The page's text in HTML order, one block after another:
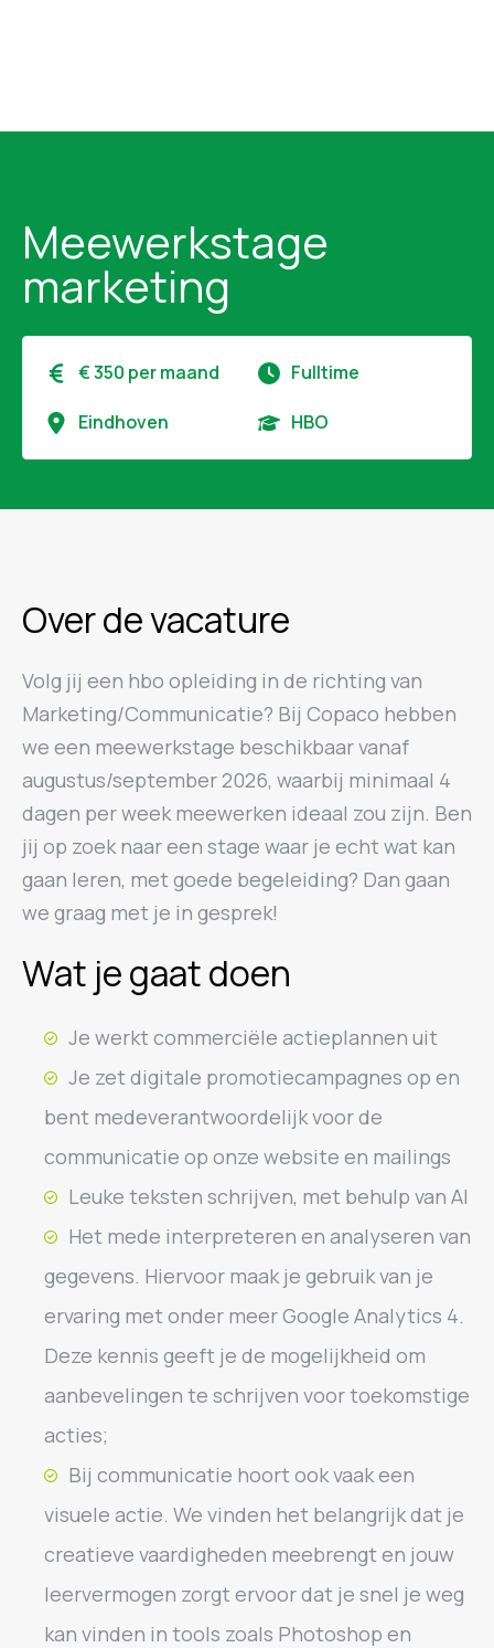
Meewerkstage
marketing
€ 350 per maand Fulltime
Eindhoven HBO
Over de vacature
Volg jij een hbo opleiding in de richting van
Marketing/Communicatie? Bij Copaco hebben
we een meewerkstage beschikbaar vanaf
augustus/september 2026, waarbij minimaal 4
dagen per week meewerken ideaal zou zijn. Ben
jij op zoek naar een stage waar je echt wat kan
gaan leren, met goede begeleiding? Dan gaan
we graag met je in gesprek!
Wat je gaat doen
Je werkt commerciële actieplannen uit
Je zet digitale promotiecampagnes op en
bent medeverantwoordelijk voor de
communicatie op onze website en mailings
Leuke teksten schrijven, met behulp van AI
Het mede interpreteren en analyseren van
gegevens. Hiervoor maak je gebruik van je
ervaring met onder meer Google Analytics 4.
Deze kennis geeft je de mogelijkheid om
aanbevelingen te schrijven voor toekomstige
acties;
Bij communicatie hoort ook vaak een
visuele actie. We vinden het belangrijk dat je
creatieve vaardigheden meebrengt en jouw
leervermogen zorgt ervoor dat je snel je weg
kan vinden in tools zoals Photoshop en